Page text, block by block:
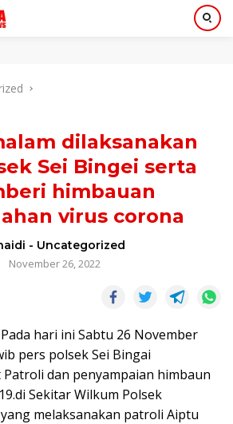
dilaksanakan
Sei Bingei serta
himbauan
virus corona
- Uncategorized
November 26, 2022
hari ini Sabtu 26 November
pers polsek Sei Bingai
dan penyampaian himbaun
Sekitar Wilkum Polsek
melaksanakan patroli Aiptu